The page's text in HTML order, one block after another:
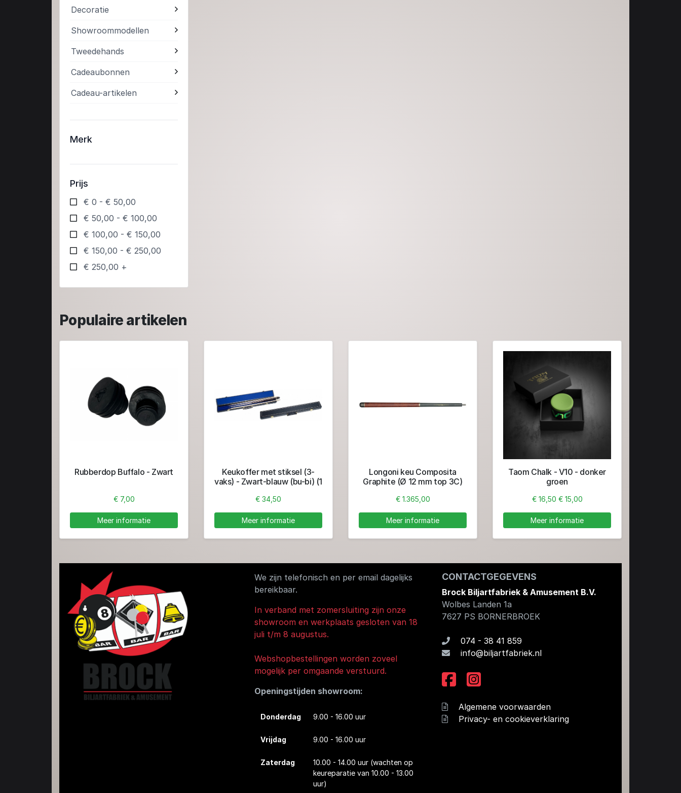
Decoratie
Showroommodellen
Tweedehands
Cadeaubonnen
Cadeau-artikelen
Merk
Prijs
€ 0 - € 50,00
€ 50,00 - € 100,00
€ 100,00 - € 150,00
€ 150,00 - € 250,00
€ 250,00 +
Populaire artikelen
Rubberdop Buffalo - Zwart
€ 7,00
Meer informatie
Keukoffer met stiksel (3-
vaks) - Zwart-blauw (bu-bi) (1
€ 34,50
Meer informatie
Longoni keu Composita
Graphite (Ø 12 mm top 3C)
€ 1.365,00
Meer informatie
Taom Chalk - V10 - donker
groen
€ 16,50 € 15,00
Meer informatie
We zijn telefonisch en per email dagelijks
bereikbaar.
In verband met zomersluiting zijn onze
showroom en werkplaats gesloten van 18
juli t/m 8 augustus.
Webshopbestellingen worden zoveel
mogelijk per omgaande verstuurd.
Openingstijden showroom:
Donderdag 9.00 - 16.00 uur
Vrijdag 9.00 - 16.00 uur
Zaterdag 10.00 - 14.00 uur (wachten op
keureparatie van 10.00 - 13.00
uur)
CONTACTGEGEVENS
Brock Biljartfabriek & Amusement B.V.
Wolbes Landen 1a
7627 PS BORNERBROEK
074 - 38 41 859
info@biljartfabriek.nl
Algemene voorwaarden
Privacy- en cookieverklaring